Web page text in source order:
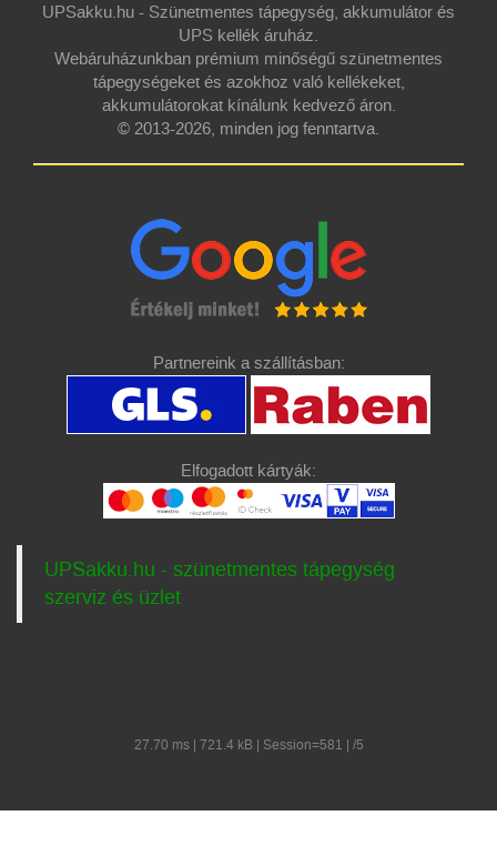
UPSakku.hu - Szünetmentes tápegység, akkumulátor és
UPS kellék áruház.
Webáruházunkban prémium minőségű szünetmentes
tápegységeket és azokhoz való kellékeket,
akkumulátorokat kínálunk kedvező áron.
© 2013-2026, minden jog fenntartva.
Partnereink a szállításban:
Elfogadott kártyák:
UPSakku.hu - szünetmentes tápegység
szerviz és üzlet
27.70 ms | 721.4 kB | Session=581 | /5